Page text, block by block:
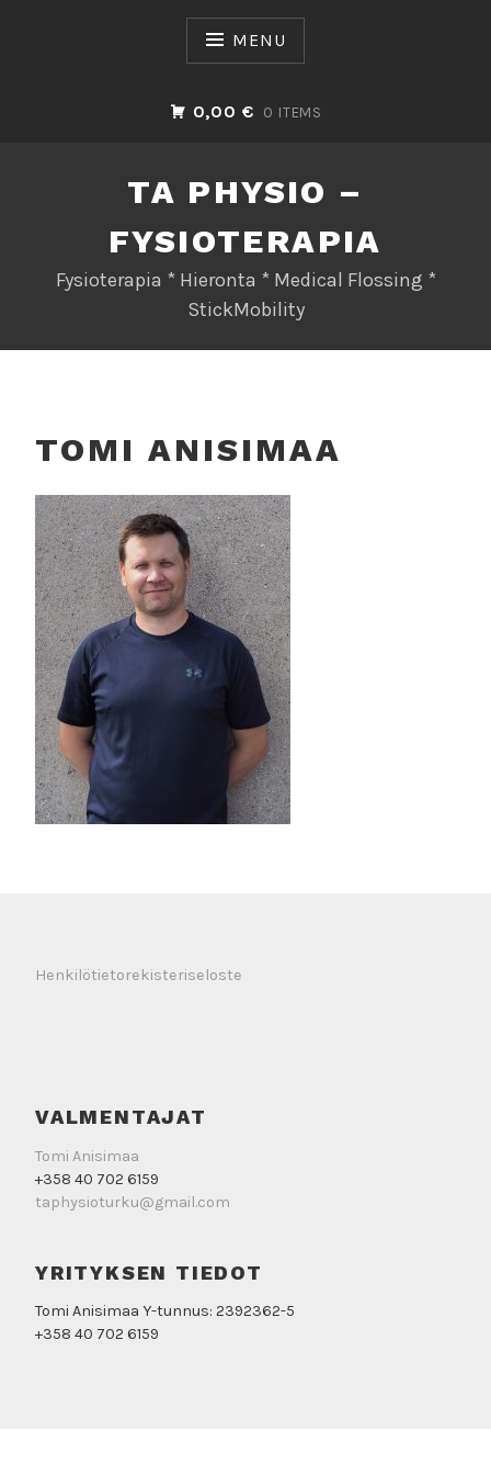
MENU
0,00 € 0 ITEMS
TA PHYSIO –
FYSIOTERAPIA
Fysioterapia * Hieronta * Medical Flossing *
StickMobility
TOMI ANISIMAA
Henkilötietorekisteriseloste
VALMENTAJAT
Tomi Anisimaa
+358 40 702 6159
taphysioturku@gmail.com
YRITYKSEN TIEDOT
Tomi Anisimaa Y-tunnus: 2392362-5
+358 40 702 6159